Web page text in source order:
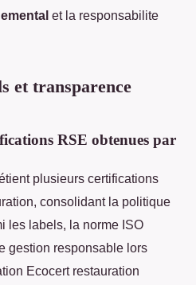
et la responsabilite
et transparence
RSE obtenues par
plusieurs certifications
consolidant la politique
les labels, la norme ISO
gestion responsable lors
Ecocert restauration